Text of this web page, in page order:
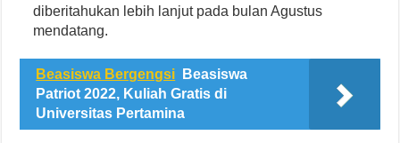
diberitahukan lebih lanjut pada bulan Agustus
mendatang.
Beasiswa Bergengsi
Beasiswa
Patriot 2022, Kuliah Gratis di
Universitas Pertamina